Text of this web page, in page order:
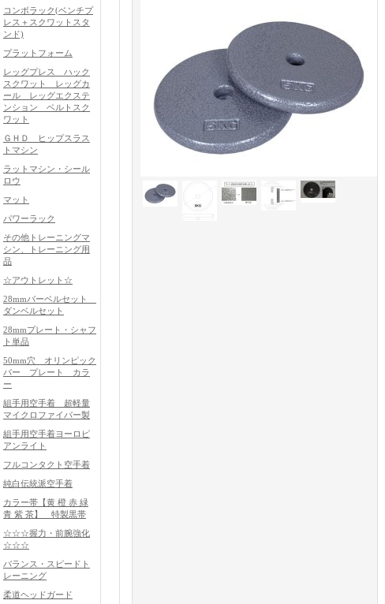
コンボラック(ベンチプ
レス＋スクワットスタ
ンド)
プラットフォーム
レッグプレス ハック
スクワット レッグカ
ール レッグエクステ
ンション ベルトスク
ワット
ＧＨＤ ヒップスラス
トマシン
ラットマシン・シール
ロウ
マット
パワーラック
その他トレーニングマ
シン、トレーニング用
品
☆アウトレット☆
28mmバーベルセット
ダンベルセット
28mmプレート・シャフ
ト単品
50mm穴 オリンピック
バー プレート カラ
ー
組手用空手着 超軽量
マイクロファイバー製
組手用空手着ヨーロピ
アンライト
フルコンタクト空手着
純白伝統派空手着
カラー帯【黄 橙 赤 緑
青 紫 茶】 特製黒帯
☆☆☆握力・前腕強化
☆☆☆
バランス・スピードト
レーニング
柔道ヘッドガード